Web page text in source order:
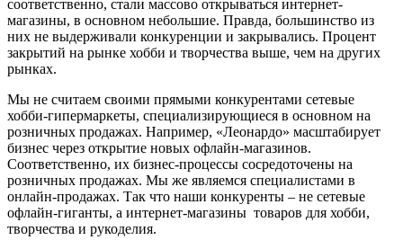
соответственно, стали массово открываться интернет-
магазины, в основном небольшие. Правда, большинство из
них не выдерживали конкуренции и закрывались. Процент
закрытий на рынке хобби и творчества выше, чем на других
рынках.
Мы не считаем своими прямыми конкурентами сетевые
хобби-гипермаркеты, специализирующиеся в основном на
розничных продажах. Например, «Леонардо» масштабирует
бизнес через открытие новых офлайн-магазинов.
Соответственно, их бизнес-процессы сосредоточены на
розничных продажах. Мы же являемся специалистами в
онлайн-продажах. Так что наши конкуренты – не сетевые
офлайн-гиганты, а интернет-магазины товаров для хобби,
творчества и рукоделия.